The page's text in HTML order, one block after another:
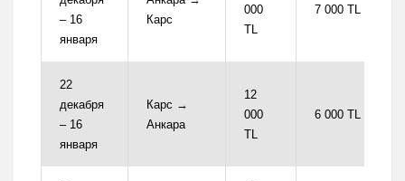
– 16
января
Карс
000
TL
7 000 TL
22
декабря
– 16
января
Карс →
Анкара
12
000
TL
6 000 TL